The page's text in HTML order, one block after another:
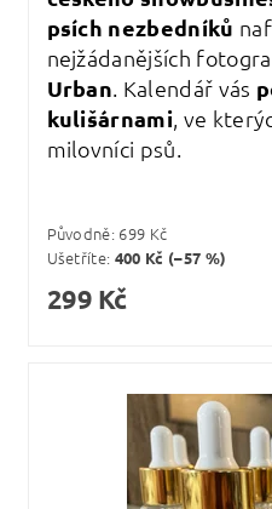
psích nezbedníků
nejžádanějších
Urban. Kalendář vás
kulišárnami, ve
milovníci psů.
Původně: 699 Kč
Ušetříte: 400 Kč (–57 %)
299 Kč